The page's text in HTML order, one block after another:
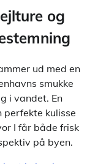
og
ud med en
smukke
i vandet. En
kulisse
I får både frisk
på byen.